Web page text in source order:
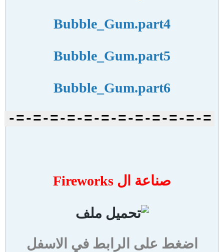
Bubble_Gum.part4
Bubble_Gum.part5
Bubble_Gum.part6
=-=-=-=-=-=-=-=-=-=-=-=-
صناعة ال Fireworks
اضغط على الرابط في الاسفل